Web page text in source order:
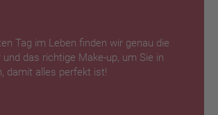
Tag im Leben finden wir genau die
das richtige Make-up, um Sie in
damit alles perfekt ist!